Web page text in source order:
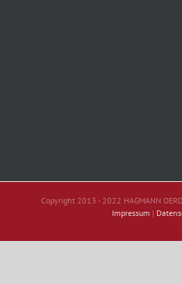
Copyright 2013 - 2022 HAGMANN
Impressum |